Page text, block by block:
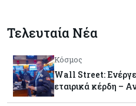
Τελευταία Νέα
Κόσμος
Wall Street:
εταιρικά κέρδη –